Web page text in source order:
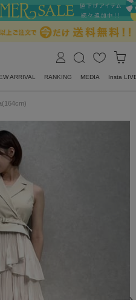
ARRIVAL RANKING MEDIA Insta